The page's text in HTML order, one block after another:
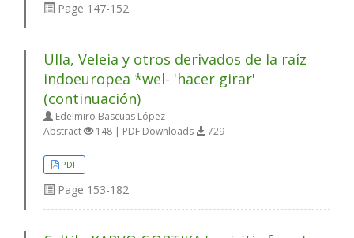
Page 147-152
Ulla, Veleia y otros derivados de la raíz
indoeuropea *wel- 'hacer girar'
(continuación)
Edelmiro Bascuas López
Abstract
148 | PDF Downloads 729
PDF
Page 153-182